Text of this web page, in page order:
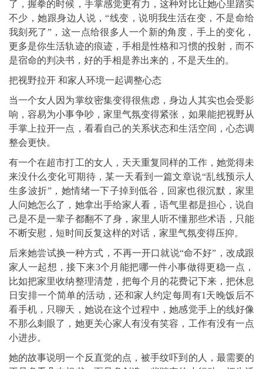
了，握拳的时候，手掌感觉更有力，这种对比让她心里踏实
不少，她跟身边人说，“线变，说明我生活在变，不是命给
我刻死了”，这一点给很多人一个新的角度，手上的变化，
更多是你生活轨迹的痕迹，手相是性格和习惯的投射，而不
是宿命的判决书，好的手相是养出来的，不是天生的。
把视野拉开 和家人环境一起调整心态
当一个女人因为掌纹密集变得很焦虑，身边人其实也会受影
响，容易为小事争吵，家里气氛变得紧张，如果能把视野从
手掌上拉开一点，看看自己的关系状态和生活空间，心态调
整会更快。
有一个在超市打工的女人，天天重复同样的工作，她觉得未
来没什么变化可期待，某一天看到一篇文章说“乱线预示人
生多波折”，她情绪一下子掉到低谷，回家也很沉默，家里
人问她怎么了，她拿出手给家人看，语气里都是担心，说自
己是不是一辈子都翻不了身，家里人听不懂那些术语，只能
不断安慰，短时间反复这样的对话，家里气氛变得压抑。
后来她尝试换一种方式，不再一开口就说“命不好”，改成跟
家人一起想，接下来3个月能把哪一件小事做得更稳一点，
比如把家里收纳整理清楚，把每个月的花费记下来，把休息
日安排一个简单的活动，还和家人约定每周有1天晚饭后不
看手机，只聊天，她说在这个过程中，她感觉手上的线好像
不那么刺眼了，她更关心家人有没有笑容，工作有没有一点
小进步。
她的故事说明一个反直觉的点，被手纹吓到的人，最需要的